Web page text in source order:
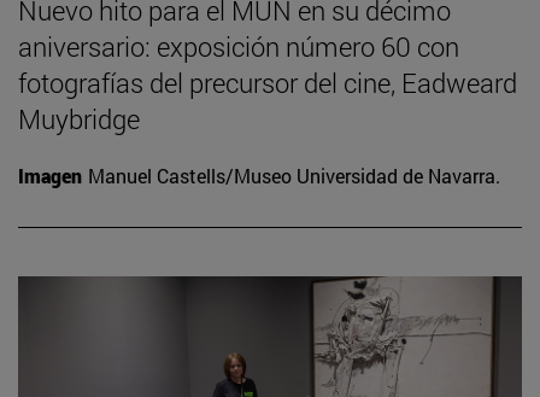
Nuevo hito para el MUN en su décimo
aniversario: exposición número 60 con
fotografías del precursor del cine, Eadweard
Muybridge
Imagen Manuel Castells/Museo Universidad de Navarra.